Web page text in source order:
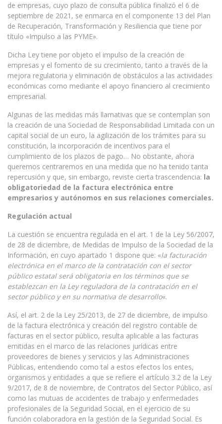
de empresas, cuyo plazo de consulta pública finalizó el 6 de
septiembre de 2021, se enmarca en el componente 13 del Plan
de Recuperación, Transformación y Resiliencia que tiene por
título «Impulso a las PYME».
Dicha Ley tiene por objeto el impulso de la creación de
empresas y el fomento de su crecimiento, tanto a través de la
mejora regulatoria y eliminación de obstáculos a las actividades
económicas como mediante el apoyo financiero al crecimiento
empresarial.
Algunas de las medidas más llamativas que se contemplan son
la creación de una Sociedad de Responsabilidad Limitada con un
capital social de un euro, la agilización de los trámites para su
constitución, la incorporación de incentivos para el
cumplimiento de los plazos de pago… No obstante, ahora
queremos centraremos en una medida que no ha tenido tanta
repercusión y que, sin embargo, reviste cierta trascendencia: la
obligatoriedad de la factura electrónica entre
empresarios y autónomos en sus relaciones comerciales.
Regulación actual
La cuestión se encuentra regulada en el art. 1 de la Ley 56/2007,
de 28 de diciembre, de Medidas de Impulso de la Sociedad de la
Información, en cuyo apartado 1 dispone que: «la facturación
electrónica en el marco de la contratación con el sector
público estatal será obligatoria en los términos que se
establezcan en la Ley reguladora de la contratación en el
sector público y en su normativa de desarrollo«.
Así, el art. 2 de la Ley 25/2013, de 27 de diciembre, de impulso
de la factura electrónica y creación del registro contable de
facturas en el sector público, resulta aplicable a las facturas
emitidas en el marco de las relaciones jurídicas entre
proveedores de bienes y servicios y las Administraciones
Públicas, entendiendo como tal a estos efectos los entes,
organismos y entidades a que se refiere el artículo 3.2 de la Ley
9/2017, de 8 de noviembre, de Contratos del Sector Público, así
como las mutuas de accidentes de trabajo y enfermedades
profesionales de la Seguridad Social, en el ejercicio de su
función colaboradora en la gestión de la Seguridad Social. Es